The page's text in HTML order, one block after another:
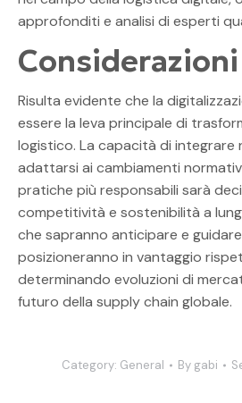
approfonditi e analisi di esperti
Risulta evidente che la
essere la leva principale di
logistico. La capacità di integrare
adattarsi ai cambiamenti
pratiche più responsabili sarà
competitività e sostenibilità a
che sapranno anticipare e
posizioneranno in vantaggio
determinando evoluzioni di
futuro della supply chain globale.
Category: General By gabi